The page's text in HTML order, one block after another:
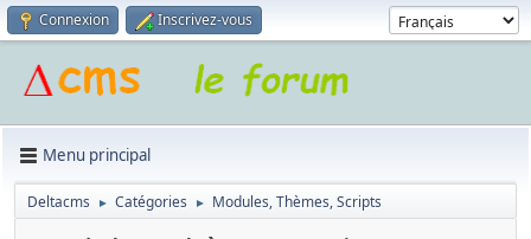
Connexion Inscrivez-vous
Menu principal
Deltacms ► Catégories ► Modules, Thèmes, Scripts